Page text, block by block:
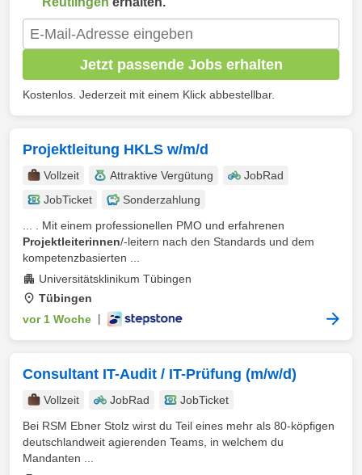
Jetzt passende Jobs erhalten
Kostenlos. Jederzeit mit einem Klick abbestellbar.
Projektleitung HKLS w/m/d
Vollzeit Attraktive Vergütung
JobRad
JobTicket
Sonderzahlung
... . Mit einem professionellen PMO und erfahrenen
Projektleiterinnen/-leitern nach den Standards und dem
kompetenzbasierten ...
Universitätsklinikum Tübingen
Tübingen
vor 1 Woche
Consultant IT-Audit / IT-Prüfung (m/w/d)
Vollzeit JobRad
JobTicket
Bei RSM Ebner Stolz wirst du Teil eines mehr als 80-köpfigen
deutschlandweit agierenden Teams, in welchem du
Mandanten ...